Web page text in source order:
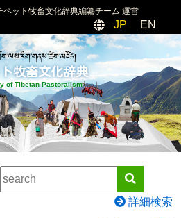
ベット牧畜文化辞典編纂チーム 運営
JP EN
牧畜文化辞典
of Tibetan Pastoralism
詳細検索